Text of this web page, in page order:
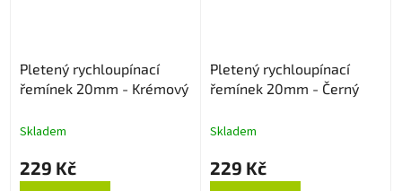
Pletený rychloupínací
řemínek 20mm - Krémový
Skladem
229 Kč
Pletený rychloupínací
řemínek 20mm - Černý
Skladem
229 Kč